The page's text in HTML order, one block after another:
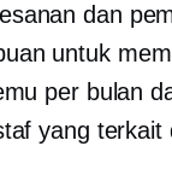
dan
untuk
per bulan
yang terkait